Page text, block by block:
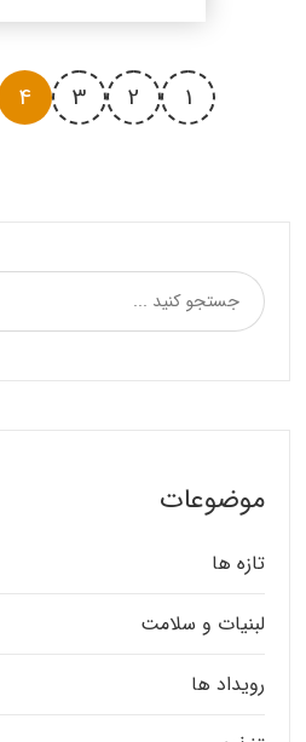
1
2
3
4
موضوعات
تازه ها
لبنیات و سلامت
رویداد ها